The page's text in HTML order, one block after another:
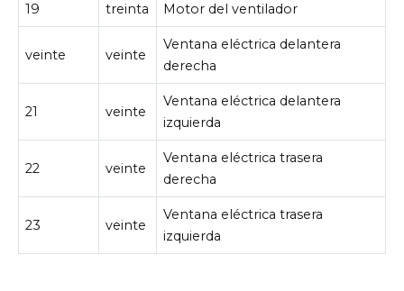
19 treinta Motor del ventilador
veinte veinte
Ventana eléctrica delantera
derecha
21 veinte
Ventana eléctrica delantera
izquierda
22 veinte
Ventana eléctrica trasera
derecha
23 veinte
Ventana eléctrica trasera
izquierda